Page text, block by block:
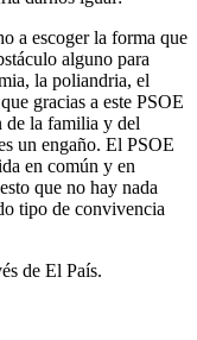
a escoger la forma que
alguno para
la poliandria, el
gracias a este PSOE
de la familia y del
un engaño. El PSOE
en común y en
que no hay nada
tipo de convivencia
de El País.